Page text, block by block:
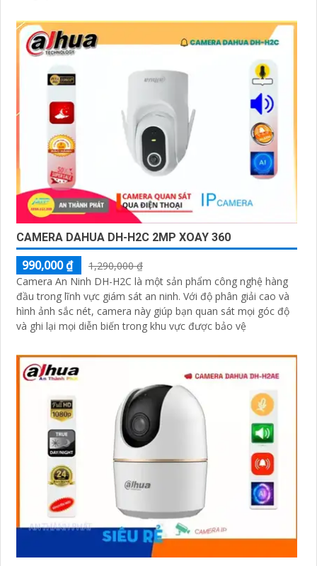
CAMERA DAHUA DH-H2C 2MP XOAY 360
990,000 ₫
1,290,000 ₫
Camera An Ninh DH-H2C là một sản phẩm công nghệ hàng
đầu trong lĩnh vực giám sát an ninh. Với độ phân giải cao và
hình ảnh sắc nét, camera này giúp bạn quan sát mọi góc độ
và ghi lại mọi diễn biến trong khu vực được bảo vệ